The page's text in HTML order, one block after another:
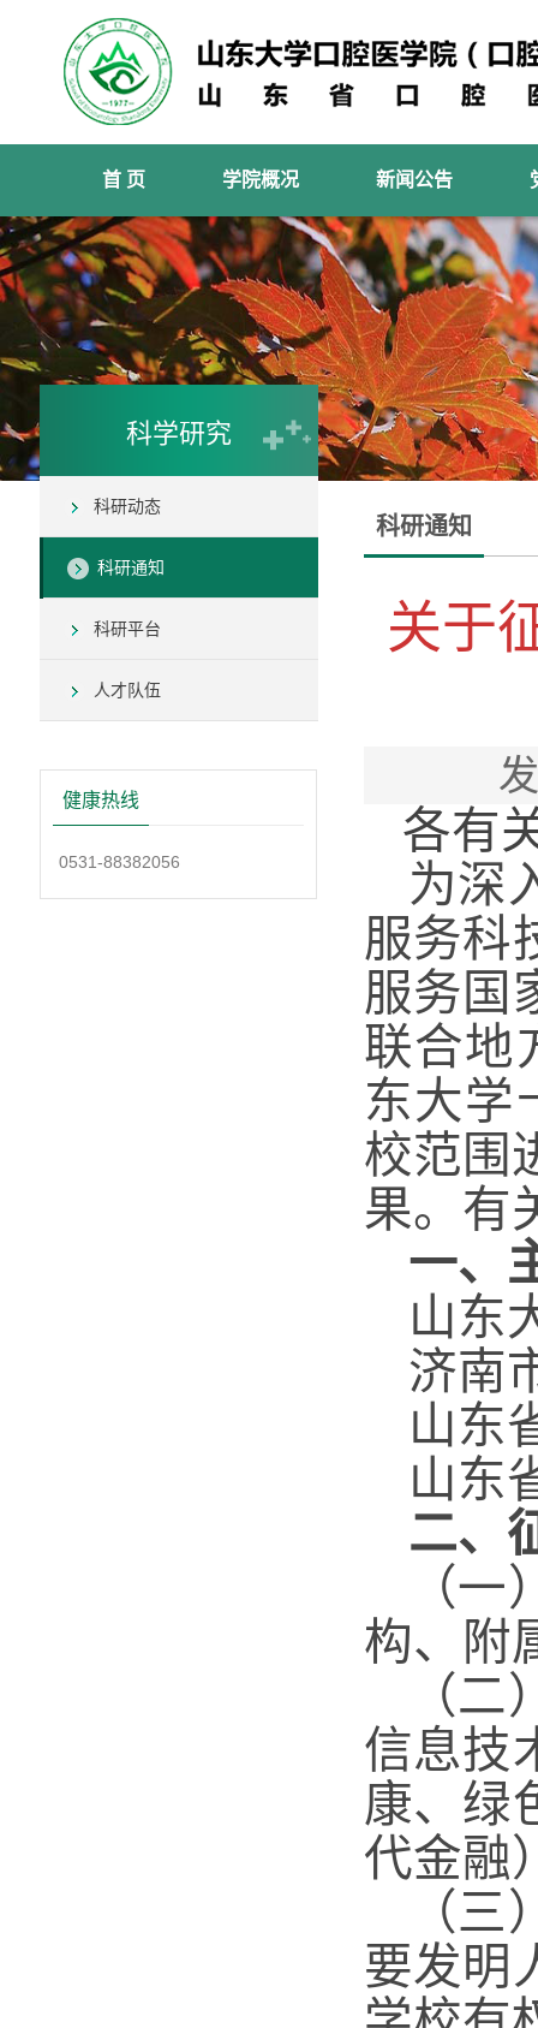
首 页 学院概况 新闻公告
科学研究
科研动态
科研通知
科研平台
人才队伍
健康热线
0531-88382056
科研通知
关于
各有
为深
服务科
服务国
联合地
东大学
校范围
果。有
一、
山东
济南
山东
山东
二、
（
构、附
（
信息技
康、绿
代金融
（
要发明